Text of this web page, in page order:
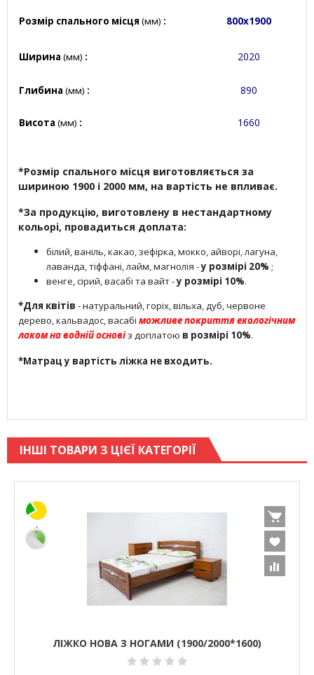
Розмір спального місця (мм) : 800х1900
Ширина (мм) : 2020
Глибина (мм) : 890
Висота (мм) : 1660
*Розмір спального місця виготовляється за
шириною 1900 і 2000 мм, на вартість не впливає.
*За продукцію, виготовлену в нестандартному
кольорі, провадиться доплата:
білий, ваніль, какао, зефірка, мокко, айворі, лагуна,
лаванда, тіффані, лайм, магнолія -у розмірі 20% ;
венге, сірий, васабі та вайт -у розмірі 10%.
*Для квітів - натуральний, горіх, вільха, дуб, червоне
дерево, кальвадос, васабі можливе покриття екологічним
лаком на водній основіз доплатою в розмірі 10%.
*Матрац у вартість ліжка не входить.
ІНШІ ТОВАРИ З ЦІЄЇ КАТЕГОРІЇ
ЛІЖКО НОВА З НОГАМИ (1900/2000*1600)